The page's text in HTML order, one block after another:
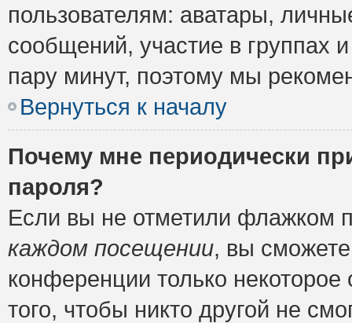
пользователям: аватары,
сообщений, участие в группах
пару минут, поэтому мы
Вернуться к началу
Почему мне периодически
пароля?
Если вы не отметили флажком
каждом посещении, вы
конференции только
того, чтобы никто другой не